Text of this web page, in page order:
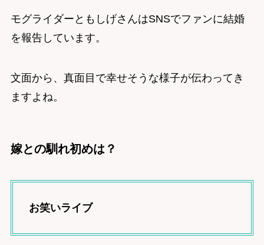
モグライダーともしげさんはSNSでファンに結婚
を報告しています。
文面から、真面目で幸せそうな様子が伝わってき
ますよね。
嫁との馴れ初めは？
お笑いライブ